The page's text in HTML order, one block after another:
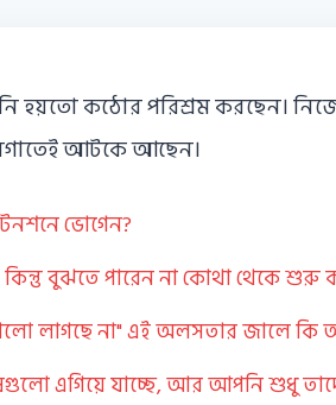
হয়তো কঠোর পরিশ্রম করছেন।
আটকে আছেন।
ভোগেন?
কিন্তু বুঝতে পারেন না কোথা থেকে শুরু
লাগছে না" এই অলসতার জালে
এগিয়ে যাচ্ছে, আর আপনি শুধু